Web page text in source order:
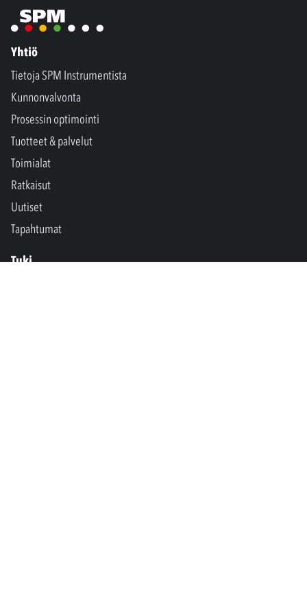
Yhtiö
Tietoja SPM Instrumentista
Kunnonvalvonta
Prosessin optimointi
Tuotteet & palvelut
Toimialat
Ratkaisut
Uutiset
Tapahtumat
Tuki